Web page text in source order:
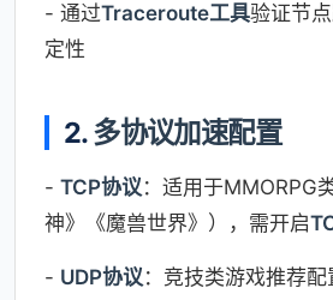
- 通过Traceroute工具验证节
定性
2.多协议加速配置
- TCP协议：适用于MMORPG
神》《魔兽世界》），需开启
- UDP协议：竞技类游戏推荐配